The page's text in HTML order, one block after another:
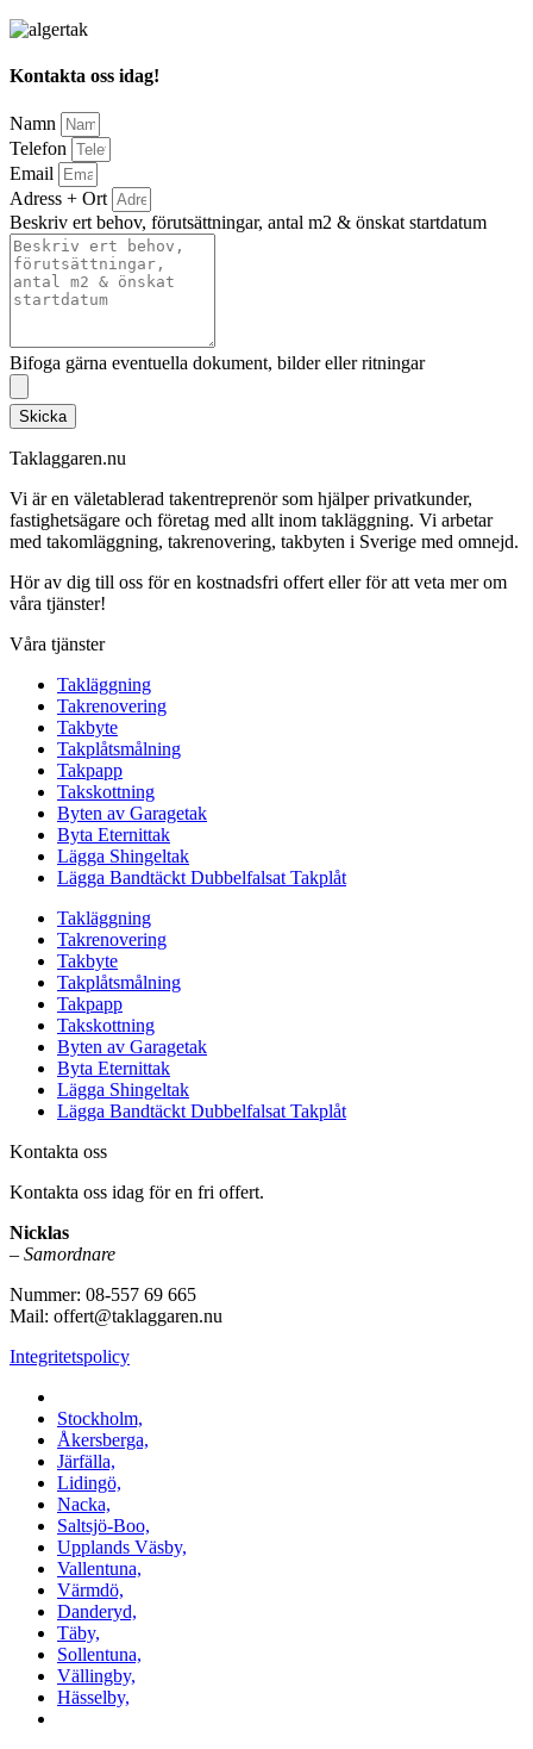
Kontakta oss idag!
Namn
Telefon
Email
Adress + Ort
Beskriv ert behov, förutsättningar, antal m2 & önskat startdatum
Bifoga gärna eventuella dokument, bilder eller ritningar
Skicka
Taklaggaren.nu
Vi är en väletablerad takentreprenör som hjälper privatkunder,
fastighetsägare och företag med allt inom takläggning. Vi arbetar
med takomläggning, takrenovering, takbyten i Sverige med omnejd.
Hör av dig till oss för en kostnadsfri offert eller för att veta mer om
våra tjänster!
Våra tjänster
Takläggning
Takrenovering
Takbyte
Takplåtsmålning
Takpapp
Takskottning
Byten av Garagetak
Byta Eternittak
Lägga Shingeltak
Lägga Bandtäckt Dubbelfalsat Takplåt
Takläggning
Takrenovering
Takbyte
Takplåtsmålning
Takpapp
Takskottning
Byten av Garagetak
Byta Eternittak
Lägga Shingeltak
Lägga Bandtäckt Dubbelfalsat Takplåt
Kontakta oss
Kontakta oss idag för en fri offert.
Nicklas
– Samordnare
Nummer: 08-557 69 665
Mail: offert@taklaggaren.nu
Integritetspolicy
Stockholm,
Åkersberga,
Järfälla,
Lidingö,
Nacka,
Saltsjö-Boo,
Upplands Väsby,
Vallentuna,
Värmdö,
Danderyd,
Täby,
Sollentuna,
Vällingby,
Hässelby,